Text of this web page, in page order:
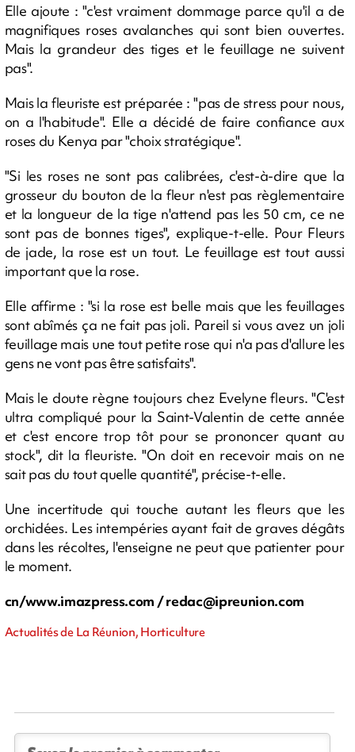
Elle ajoute : "c'est vraiment dommage parce qu'il a de
magnifiques roses avalanches qui sont bien ouvertes.
Mais la grandeur des tiges et le feuillage ne suivent
pas".
Mais la fleuriste est préparée : "pas de stress pour nous,
on a l'habitude". Elle a décidé de faire confiance aux
roses du Kenya par "choix stratégique".
"Si les roses ne sont pas calibrées, c'est-à-dire que la
grosseur du bouton de la fleur n'est pas règlementaire
et la longueur de la tige n'attend pas les 50 cm, ce ne
sont pas de bonnes tiges", explique-t-elle. Pour Fleurs
de jade, la rose est un tout. Le feuillage est tout aussi
important que la rose.
Elle affirme : "si la rose est belle mais que les feuillages
sont abîmés ça ne fait pas joli. Pareil si vous avez un joli
feuillage mais une tout petite rose qui n'a pas d'allure les
gens ne vont pas être satisfaits".
Mais le doute règne toujours chez Evelyne fleurs. "C'est
ultra compliqué pour la Saint-Valentin de cette année
et c'est encore trop tôt pour se prononcer quant au
stock", dit la fleuriste. "On doit en recevoir mais on ne
sait pas du tout quelle quantité", précise-t-elle.
Une incertitude qui touche autant les fleurs que les
orchidées. Les intempéries ayant fait de graves dégâts
dans les récoltes, l'enseigne ne peut que patienter pour
le moment.
cn/www.imazpress.com /redac@ipreunion.com
Actualités de La Réunion, Horticulture